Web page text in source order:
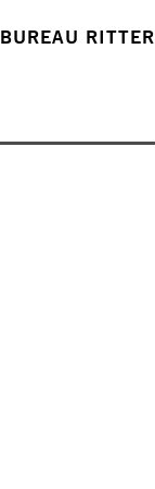
BUREAU RITTER